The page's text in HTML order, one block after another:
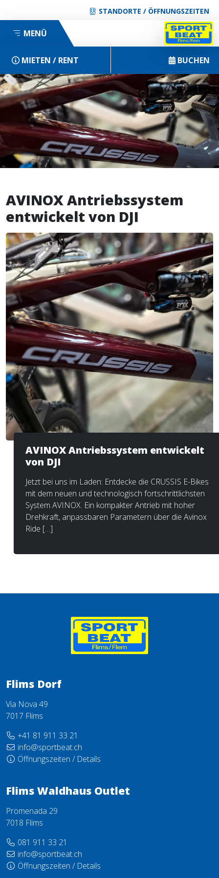
STANDORTE / ÖFFNUNGSZEITEN
MENÜ
MIETEN / RENT BUCHEN
AVINOX Antriebssystem
entwickelt von DJI
AVINOX Antriebssystem entwickelt
von DJI
Jetzt bei uns im Laden: Entdecke die CRUSSIS E-Bikes
mit dem neuen und technologisch fortschrittlichsten
System AVINOX. Ein kompakter Antrieb mit hoher
Drehkraft, anpassbaren Parametern über die Avinox
Ride […]
Flims Dorf
Via Nova 49
7017 Flims
+41 81 911 33 21
info@sportbeat.ch
Öffnungszeiten / Details
Flims Waldhaus Outlet
Promenada 29
7018 Flims
081 911 33 21
info@sportbeat.ch
Öffnungszeiten / Details